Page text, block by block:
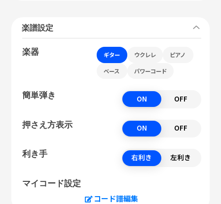
楽譜設定
楽器 ギター ウクレレ ピアノ
ベース パワーコード
簡単弾き ON OFF
押さえ方表示 ON OFF
利き手 右利き 左利き
マイコード設定
コード譜編集